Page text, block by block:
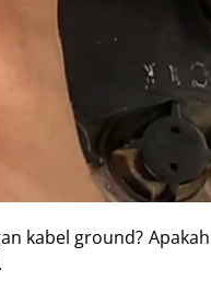
kabel ground?